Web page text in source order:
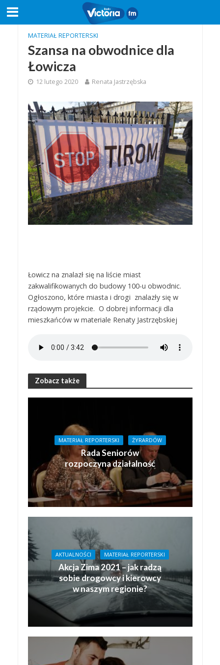
MATERIAŁ REPORTERSKI
Szansa na obwodnice dla
Łowicza
12 lutego 2020 Renata Jastrzębska
Łowicz na znalazł się na liście miast
zakwalifikowanych do budowy 100-u obwodnic.
Ogłoszono, które miasta i drogi znalazły się w
rządowym projekcie. O dobrej informacji dla
mieszkańców w materiale Renaty Jastrzębskiej
Zobacz także
MATERIAŁ REPORTERSKI ŻYRARDÓW
Rada Seniorów
rozpoczyna działalność
AKTUALNOŚCI MATERIAŁ REPORTERSKI
Akcja Zima 2021 – jak radzą
sobie drogowcy i kierowcy
w naszym regionie?